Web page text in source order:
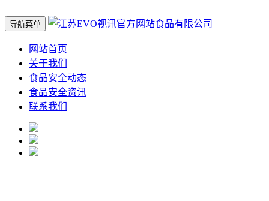
导航菜单
网站首页
关于我们
食品安全动态
食品安全资讯
联系我们